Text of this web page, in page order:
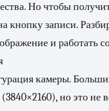
Но чтобы
кнопку записи.
и работать
камеры.
но это не